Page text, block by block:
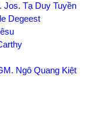
Tạ Duy Tuyền
Degeest
Ngô Quang Kiệt